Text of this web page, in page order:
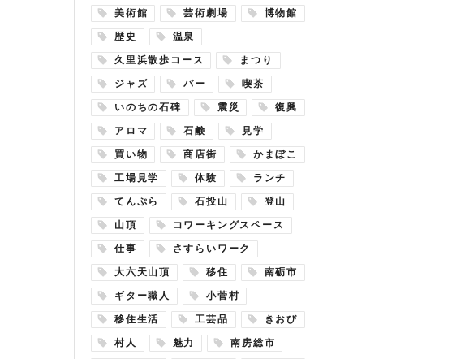
美術館 芸術劇場 博物館
歴史 温泉
久里浜散歩コース まつり
ジャズ バー 喫茶
いのちの石碑 震災 復興
アロマ 石鹸 見学
買い物 商店街 かまぼこ
工場見学 体験 ランチ
てんぷら 石投山 登山
山頂 コワーキングスペース
仕事 さすらいワーク
大六天山頂 移住 南砺市
ギター職人 小菅村
移住生活 工芸品 きおび
村人 魅力 南房総市